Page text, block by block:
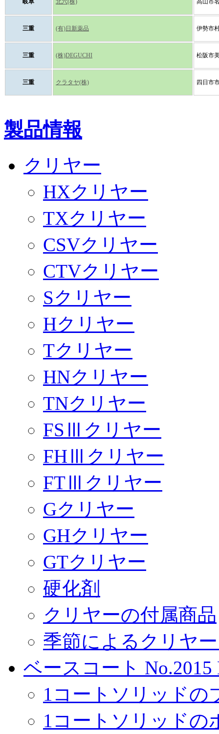
岐阜 北六(株) 高山市
三重 (有)日新薬品 伊勢市
三重 (株)DEGUCHI 松阪市
三重 クラタヤ(株) 四日市
製品情報
クリヤー
HXクリヤー
TXクリヤー
CSVクリヤー
CTVクリヤー
Sクリヤー
Hクリヤー
Tクリヤー
HNクリヤー
TNクリヤー
FSⅢクリヤー
FHⅢクリヤー
FTⅢクリヤー
Gクリヤー
GHクリヤー
GTクリヤー
硬化剤
クリヤーの付属商品
季節によるクリヤ
ベースコート No.2015
1コートソリッドの
1コートソリッドの